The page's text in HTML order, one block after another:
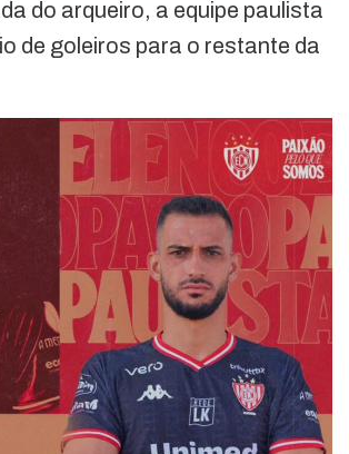
do arqueiro, a equipe paulista
de goleiros para o restante da